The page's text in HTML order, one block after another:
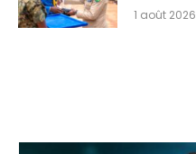
1 août 2026